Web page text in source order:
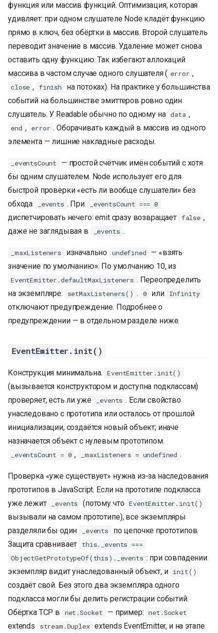
функция или массив функций. Оптимизация, которая
удивляет: при одном слушателе Node кладёт функцию
прямо в ключ, без обёртки в массив. Второй слушатель
переводит значение в массив. Удаление может снова
оставить одну функцию. Так избегают аллокаций
массива в частом случае одного слушателя ( error ,
close , finish
на потоках). На практике у большинства
событий на большинстве эмиттеров ровно один
слушатель. У Readable обычно по одному на data ,
end , error . Оборачивать каждый в массив из одного
элемента — лишние накладные расходы.
_eventsCount
— простой счётчик имён событий с хотя
бы одним слушателем. Node использует его для
быстрой проверки «есть ли вообще слушатели» без
обхода
_events . При _eventsCount === 0
диспетчировать нечего: emit сразу возвращает false ,
даже не заглядывая в
_events .
_maxListeners изначально undefined
— «взять
значение по умолчанию». По умолчанию 10, из
EventEmitter.defaultMaxListeners . Переопределить
на экземпляре:
setMaxListeners() . 0 или Infinity
отключают предупреждение. Подробнее о
предупреждении — в отдельном разделе ниже.
EventEmitter.init()
Конструкция минимальна. EventEmitter.init()
(вызывается конструктором и доступна подклассам)
проверяет, есть ли уже
_events . Если свойство
унаследовано с прототипа или осталось от прошлой
инициализации, создаётся новый объект; иначе
назначается объект с нулевым прототипом.
_eventsCount = 0 , _maxListeners = undefined .
Проверка «уже существует» нужна из‑за наследования
прототипов в JavaScript. Если на прототипе подкласса
уже лежит
_events (потому что EventEmitter.init()
вызывали на самом прототипе), все экземпляры
разделяли бы один
_events
по цепочке прототипов.
Защита сравнивает
this._events ===
ObjectGetPrototypeOf(this)._events : при совпадении
экземпляр видит унаследованный объект, и init()
создаёт свой. Без этого два экземпляра одного
подкласса могли бы делить регистрации событий.
Обёртка TCP в
net.Socket — пример: net.Socket
extends stream.Duplex extends EventEmitter, и на этапе